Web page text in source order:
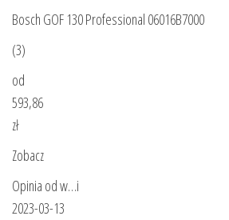
Bosch GOF 130 Professional 06016B7000
(3)
od
593,86
zł
Zobacz
Opinia od w…i
2023-03-13